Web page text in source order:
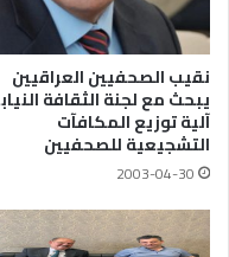
نقيب الصحفيين العراقيين
يبحث مع لجنة الثقافة
آلية توزيع المكافآت
التشجيعية للصحفيين
2003-04-30